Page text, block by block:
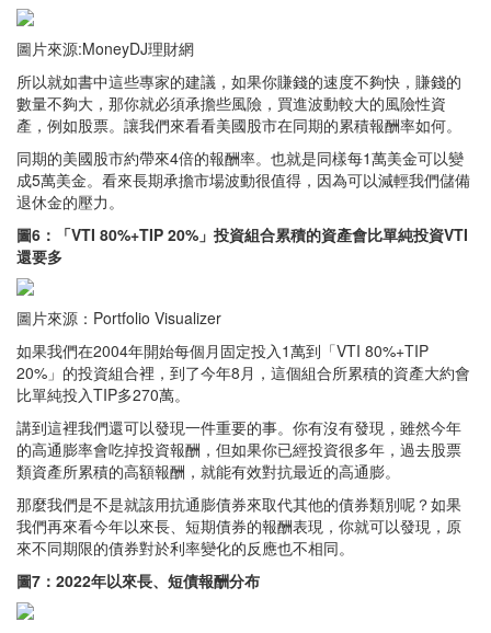
圖片來源:MoneyDJ理財網
所以就如書中這些專家的建議，如果你賺錢的速度不夠快，賺錢的
數量不夠大，那你就必須承擔些風險，買進波動較大的風險性資
產，例如股票。讓我們來看看美國股市在同期的累積報酬率如何。
同期的美國股市約帶來4倍的報酬率。也就是同樣每1萬美金可以變
成5萬美金。看來長期承擔市場波動很值得，因為可以減輕我們儲備
退休金的壓力。
圖6：「VTI 80%+TIP 20%」投資組合累積的資產會比單純投資VTI
還要多
圖片來源：Portfolio Visualizer
如果我們在2004年開始每個月固定投入1萬到「VTI 80%+TIP
20%」的投資組合裡，到了今年8月，這個組合所累積的資產大約會
比單純投入TIP多270萬。
講到這裡我們還可以發現一件重要的事。你有沒有發現，雖然今年
的高通膨率會吃掉投資報酬，但如果你已經投資很多年，過去股票
類資產所累積的高額報酬，就能有效對抗最近的高通膨。
那麼我們是不是就該用抗通膨債券來取代其他的債券類別呢？如果
我們再來看今年以來長、短期債券的報酬表現，你就可以發現，原
來不同期限的債券對於利率變化的反應也不相同。
圖7：2022年以來長、短債報酬分布